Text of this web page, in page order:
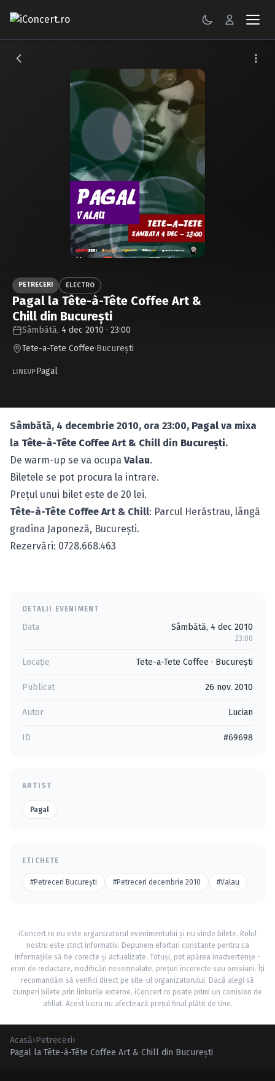
CONCERTE
Caută în site...
PETRECERI ELECTRO
Pagal la Tête-à-Tête Coffee Art &
Chill din Bucureşti
Sâmbătă, 4 dec 2010 · 23:00
Tete-a-Tete Coffee·Bucureşti
LINEUPPagal
Sâmbătă, 4 decembrie 2010, ora 23:00, Pagal va mixa
la Tête-à-Tête Coffee Art & Chill din Bucureşti.
De warm-up se va ocupa Valau.
Biletele se pot procura la intrare.
Preţul unui bilet este de 20 lei.
Tête-à-Tête Coffee Art & Chill: Parcul Herăstrau, lângă
gradina Japoneză, Bucureşti.
Rezervări: 0728.668.463
DETALII EVENIMENT
Data Sâmbătă, 4 dec 2010
23:00
Locație Tete-a-Tete Coffee · Bucureşti
Publicat 26 nov. 2010
Autor Lucian
ID #69698
ARTIST
Pagal
ETICHETE
#Petreceri Bucureşti #Petreceri decembrie 2010 #Valau
iConcert.ro nu este organizatorul evenimentului și nu vinde bilete. Rolul
nostru este strict informativ. Depunem eforturi constante pentru ca
informațiile să fie corecte și actualizate. Totuși, pot apărea inadvertențe -
erori de redactare, modificări nesemnalate, prețuri incorecte sau omisiuni. Îți
recomandăm să verifici direct pe site-ul organizatorului. Dacă alegi să
cumperi bilete prin linkurile externe, iConcert.ro poate primi un comision de
afiliat. Acest lucru nu afectează prețul final plătit de tine.
Acasă›Petreceri›
Pagal la Tête-à-Tête Coffee Art & Chill din Bucureşti